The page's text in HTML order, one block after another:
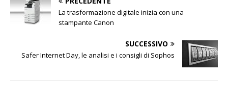
La trasformazione digitale inizia con una
stampante Canon
SUCCESSIVO
Safer Internet Day, le analisi e i consigli di Sophos